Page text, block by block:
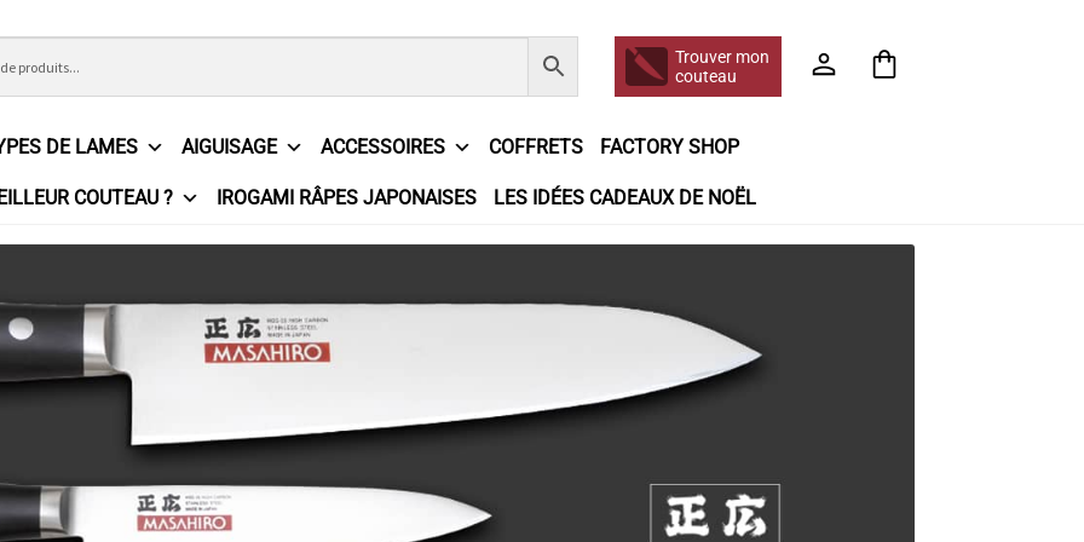
Trouver mon
couteau
DE LAMES AIGUISAGE ACCESSOIRES COFFRETS FACTORY SHOP
COUTEAU ? IROGAMI RÂPES JAPONAISES LES IDÉES CADEAUX DE NOËL
Générales de Vente Contact Demande de devis Expédition le jour même Frais de port Hall of Fame
Partenaires Plan du site Politique de confidentialité Politique en matière de remboursements et de retours
Revendeurs Revue de presse Téléchargements Tous les articles